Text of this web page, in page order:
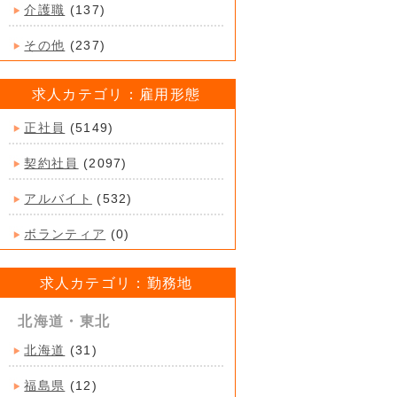
介護職 (137)
その他 (237)
求人カテゴリ：雇用形態
正社員 (5149)
契約社員 (2097)
アルバイト (532)
ボランティア (0)
求人カテゴリ：勤務地
北海道・東北
北海道 (31)
福島県 (12)